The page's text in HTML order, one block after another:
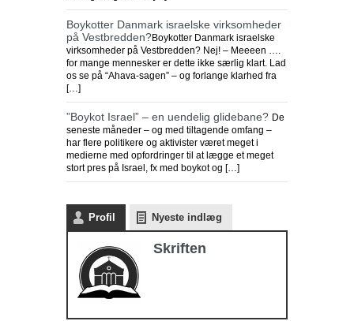
Boykotter Danmark israelske virksomheder
på Vestbredden?Boykotter Danmark israelske
virksomheder på Vestbredden? Nej! – Meeeen ….
for mange mennesker er dette ikke særlig klart. Lad
os se på “Ahava-sagen” – og forlange klarhed fra
[…]
”Boykot Israel” – en uendelig glidebane? De
seneste måneder – og med tiltagende omfang –
har flere politikere og aktivister været meget i
medierne med opfordringer til at lægge et meget
stort pres på Israel, fx med boykot og […]
Profil Nyeste indlæg
Skriften